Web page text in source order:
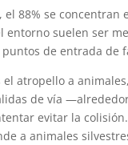
88% se
suelen ser
de entrada de
atropello a
de vía
evitar la
a animales